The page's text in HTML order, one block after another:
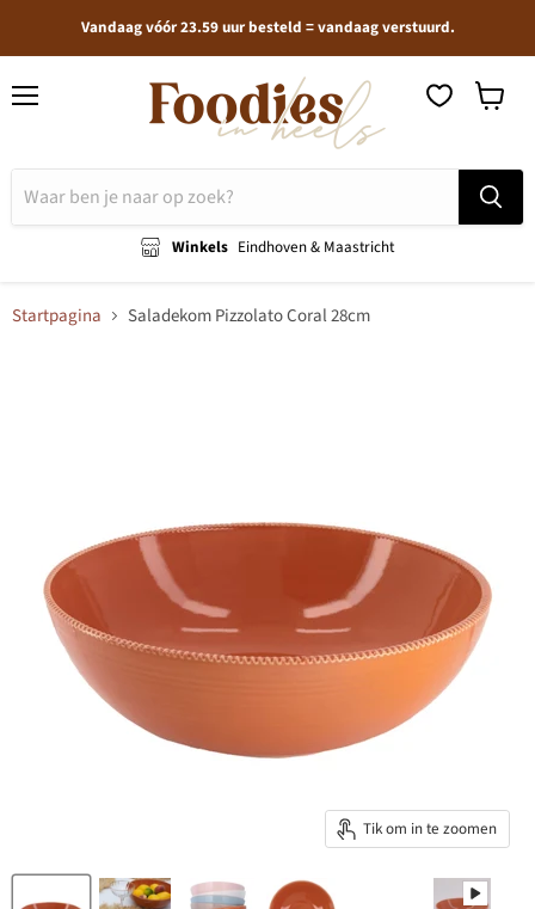
Vandaag vóór 23.59 uur besteld = vandaag verstuurd.
Winkels Eindhoven & Maastricht
Startpagina Saladekom Pizzolato Coral 28cm
Tik om in te zoomen